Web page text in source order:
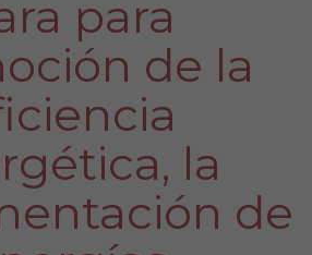
para
de la
la
de